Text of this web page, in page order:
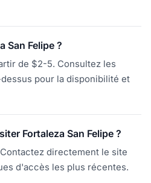
San Felipe ?
de $2-5. Consultez les
pour la disponibilité et
Fortaleza San Felipe ?
directement le site
d'accès les plus récentes.